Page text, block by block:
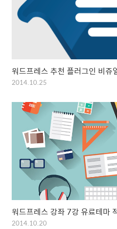
워드프레스 추천 플러그인 비쥬
2014.10.25
워드프레스 강좌 7강 유료테마
2014.10.20